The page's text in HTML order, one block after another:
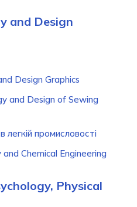
and Design
Design Graphics
and Design of Sewing
легкій промисловості
Chemical Engineering
Physical